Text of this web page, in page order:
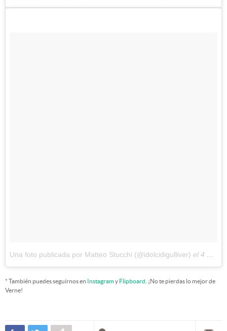
Una foto publicada por Matteo Stucchi (@idolcidigulliver) el 4 de Nov de 2016 a la(s) 12:00 PDT
* También puedes seguirnos en Instagramy Flipboard . ¡No te pierdas lo mejor de
Verne!